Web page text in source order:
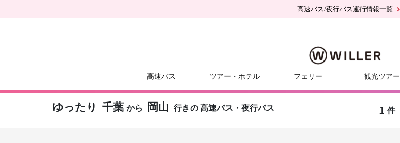
高速バス/夜行バス運行情報一覧
高速バス ツアー・ホテル フェリー 観光ツアー
ゆったり 千葉 から 岡山 行きの 高速バス・夜行バス 1 件